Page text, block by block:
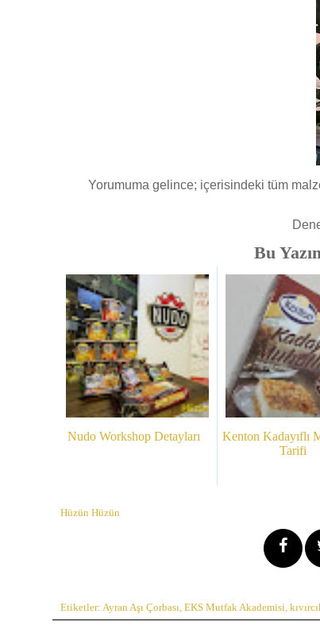
Yorumuma gelince; içerisindeki tüm
Bu
Nudo Workshop Detayları
Kenton Kadayıflı
Tarifi
Hüzün Hüzün
Etiketler: Ayran Aşı Çorbası EKS Mutfak Akademisi